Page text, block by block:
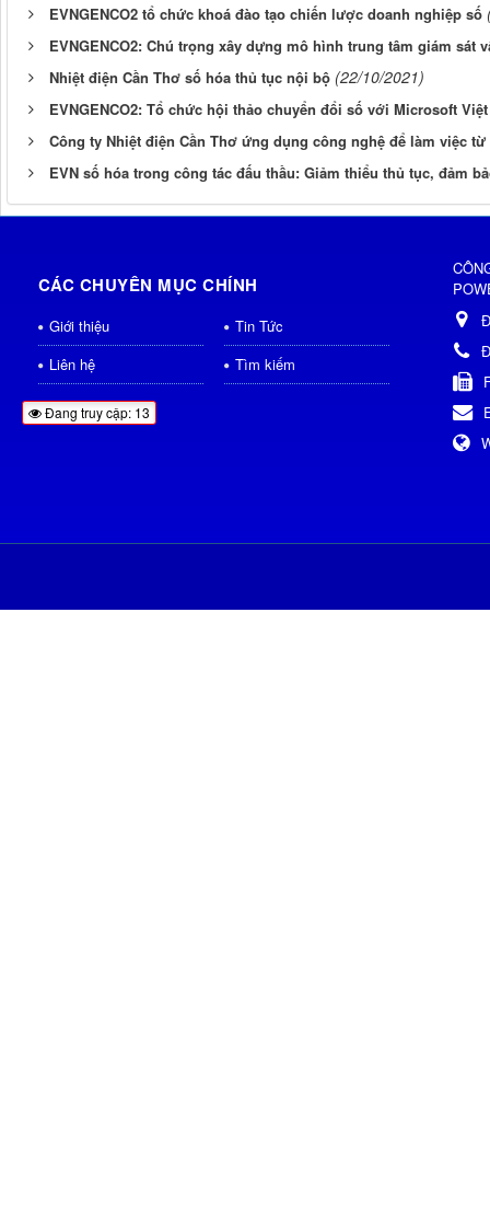
EVNGENCO2 tổ chức khoá đào tạo chiến lược doanh nghiệp số
EVNGENCO2: Chú trọng xây dựng mô hình trung tâm giám sát
Nhiệt điện Cần Thơ số hóa thủ tục nội bộ (22/10/2021)
EVNGENCO2: Tổ chức hội thảo chuyển đổi số với Microsoft
Công ty Nhiệt điện Cần Thơ ứng dụng công nghệ để làm việc từ
EVN số hóa trong công tác đấu thầu: Giảm thiểu thủ tục, đảm
CÁC CHUYÊN MỤC CHÍNH
Giới thiệu
Tin Tức
Liên hệ
Tìm kiếm
Đang truy cập: 13